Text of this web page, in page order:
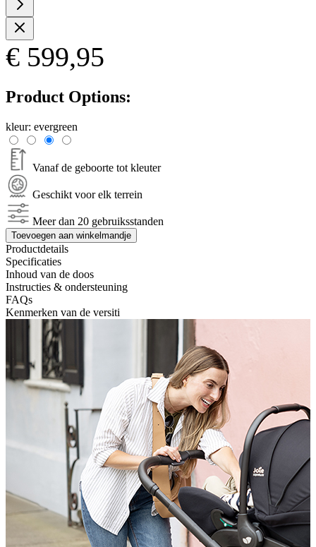
€ 599,95
Product Options:
kleur: evergreen
Vanaf de geboorte tot kleuter
Geschikt voor elk terrein
Meer dan 20 gebruiksstanden
Toevoegen aan winkelmandje
Productdetails
Specificaties
Inhoud van de doos
Instructies & ondersteuning
FAQs
Kenmerken van de versiti